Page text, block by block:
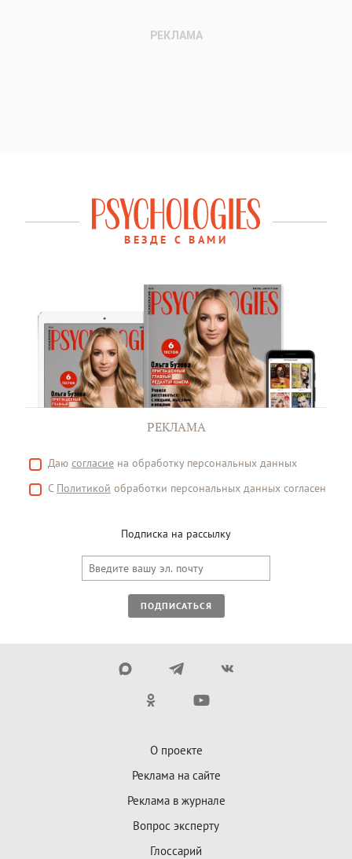
ВЕЗДЕ С ВАМИ
РЕКЛАМА
Даю согласие на обработку персональных данных
С Политикой обработки персональных данных согласен
Подписка на рассылку
ПОДПИСАТЬСЯ
О проекте
Реклама на сайте
Реклама в журнале
Вопрос эксперту
Глоссарий